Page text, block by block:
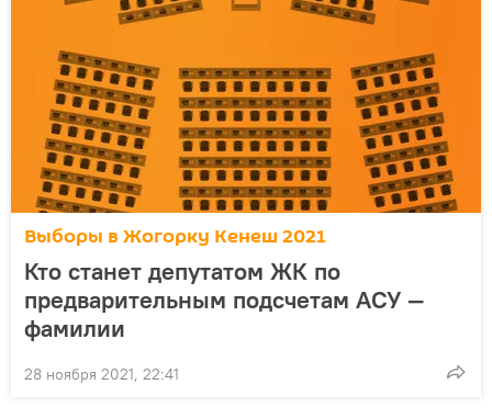
Выборы в Жогорку Кенеш 2021
Кто станет депутатом ЖК по
предварительным подсчетам АСУ —
фамилии
28 ноября 2021, 22:41